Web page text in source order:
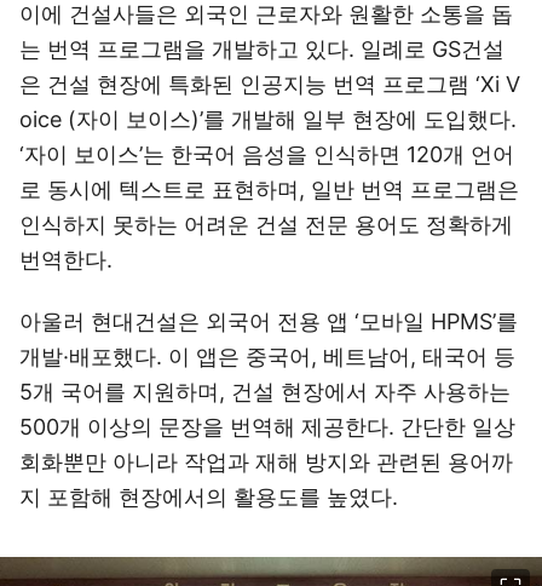
이에 건설사들은 외국인 근로자와 원활한 소통을 돕
는 번역 프로그램을 개발하고 있다. 일례로 GS건설
은 건설 현장에 특화된 인공지능 번역 프로그램 ‘Xi V
oice (자이 보이스)’를 개발해 일부 현장에 도입했다.
‘자이 보이스’는 한국어 음성을 인식하면 120개 언어
로 동시에 텍스트로 표현하며, 일반 번역 프로그램은
인식하지 못하는 어려운 건설 전문 용어도 정확하게
번역한다.
아울러 현대건설은 외국어 전용 앱 ‘모바일 HPMS’를
개발·배포했다. 이 앱은 중국어, 베트남어, 태국어 등
5개 국어를 지원하며, 건설 현장에서 자주 사용하는
500개 이상의 문장을 번역해 제공한다. 간단한 일상
회화뿐만 아니라 작업과 재해 방지와 관련된 용어까
지 포함해 현장에서의 활용도를 높였다.